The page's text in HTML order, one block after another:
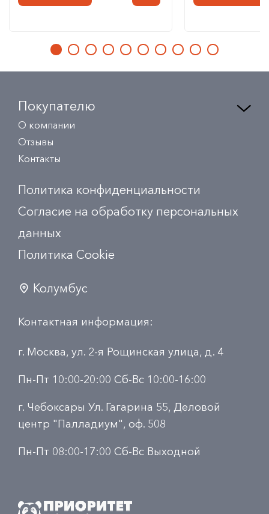
Покупателю
О компании
Отзывы
Контакты
Политика конфиденциальности
Согласие на обработку персональных
данных
Политика Сookie
Колумбус
Контактная информация:
г. Москва, ул. 2-я Рощинская улица, д. 4
Пн-Пт 10:00-20:00 Сб-Вс 10:00-16:00
г. Чебоксары Ул. Гагарина 55, Деловой
центр "Палладиум", оф. 508
Пн-Пт 08:00-17:00 Сб-Вс Выходной